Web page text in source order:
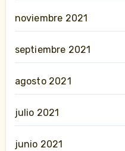
noviembre 2021
septiembre 2021
agosto 2021
julio 2021
junio 2021